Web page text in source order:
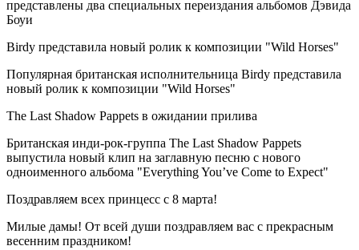
представлены два специальных переиздания альбомов Дэвида
Боуи
Birdy представила новый ролик к композиции "Wild Horses"
Популярная британская исполнительница Birdy представила
новый ролик к композиции "Wild Horses"
The Last Shadow Pappets в ожидании прилива
Британская инди-рок-группа The Last Shadow Pappets
выпустила новый клип на заглавную песню с нового
одноименного альбома "Everything You’ve Come to Expect"
Поздравляем всех принцесс с 8 марта!
Милые дамы! От всей души поздравляем вас с прекрасным
весенним праздником!